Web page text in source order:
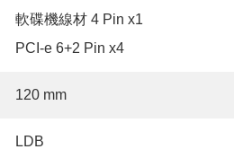
軟碟機線材 4 Pin x1
PCI-e 6+2 Pin x4
120 mm
LDB